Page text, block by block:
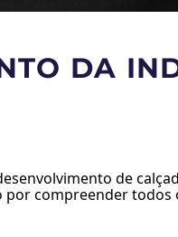
DA
de
compreender